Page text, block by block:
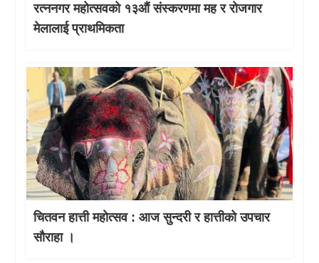
रत्ननगर महोत्सवको १३औं संस्करणमा मह र रोजगार
मेलालाई प्राथमिकता
चितवन हात्ती महाेत्सव : आज सुन्दरी र हात्तीको उपचार
साैराहा ।